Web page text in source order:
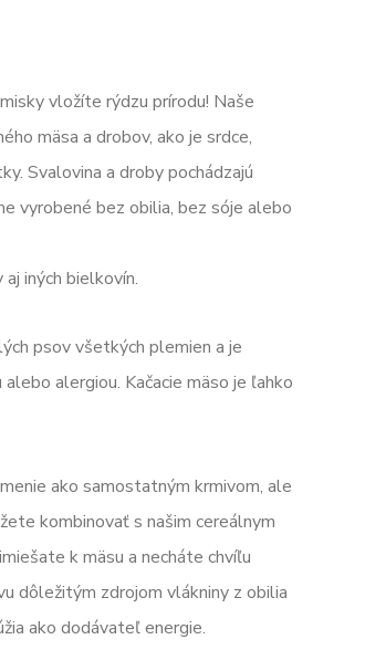
vložíte rýdzu prírodu! Naše
mäsa a drobov, ako je srdce,
Svalovina a droby pochádzajú
vyrobené bez obilia, bez sóje alebo
iných bielkovín.
psov všetkých plemien a je
alergiou. Kačacie mäso je ľahko
ako samostatným krmivom, ale
kombinovať s našim cereálnym
k mäsu a necháte chvíľu
dôležitým zdrojom vlákniny z obilia
ako dodávateľ energie.